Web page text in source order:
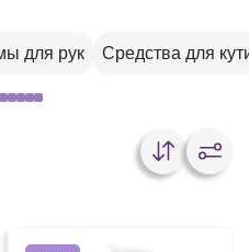
для рук Средства для